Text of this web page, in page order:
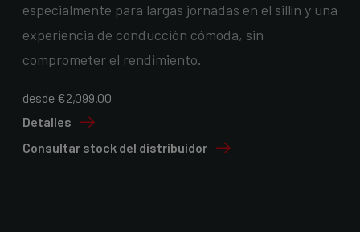
especialmente para largas jornadas en el sillín y una
experiencia de conducción cómoda, sin
comprometer el rendimiento.
desde €2,099.00
Detalles
Consultar stock del distribuidor